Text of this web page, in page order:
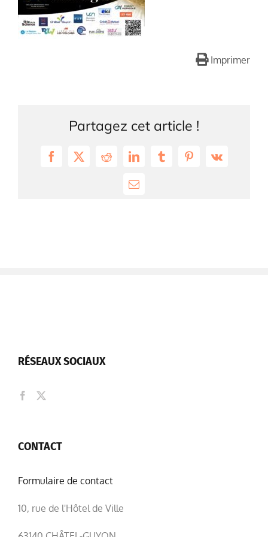
Imprimer
Partagez cet article !
Facebook
X RedditLinkedInTumblrPinterest
Vk
Email
RÉSEAUX SOCIAUX
CONTACT
Formulaire de contact
10, rue de l'Hôtel de Ville